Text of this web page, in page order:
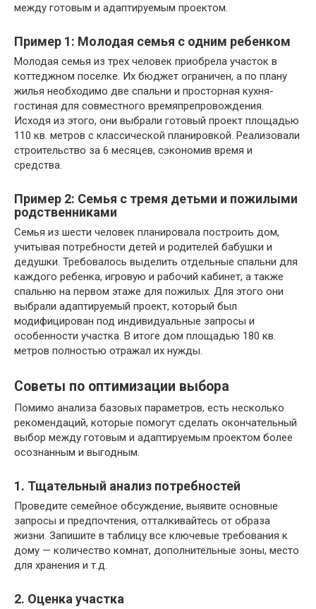
между готовым и адаптируемым проектом.
Пример 1: Молодая семья с одним ребенком
Молодая семья из трех человек приобрела участок в
коттеджном поселке. Их бюджет ограничен, а по плану
жилья необходимо две спальни и просторная кухня-
гостиная для совместного времяпрепровождения.
Исходя из этого, они выбрали готовый проект площадью
110 кв. метров с классической планировкой. Реализовали
строительство за 6 месяцев, сэкономив время и
средства.
Пример 2: Семья с тремя детьми и пожилыми
родственниками
Семья из шести человек планировала построить дом,
учитывая потребности детей и родителей бабушки и
дедушки. Требовалось выделить отдельные спальни для
каждого ребенка, игровую и рабочий кабинет, а также
спальню на первом этаже для пожилых. Для этого они
выбрали адаптируемый проект, который был
модифицирован под индивидуальные запросы и
особенности участка. В итоге дом площадью 180 кв.
метров полностью отражал их нужды.
Советы по оптимизации выбора
Помимо анализа базовых параметров, есть несколько
рекомендаций, которые помогут сделать окончательный
выбор между готовым и адаптируемым проектом более
осознанным и выгодным.
1. Тщательный анализ потребностей
Проведите семейное обсуждение, выявите основные
запросы и предпочтения, отталкивайтесь от образа
жизни. Запишите в таблицу все ключевые требования к
дому — количество комнат, дополнительные зоны, место
для хранения и т.д.
2. Оценка участка